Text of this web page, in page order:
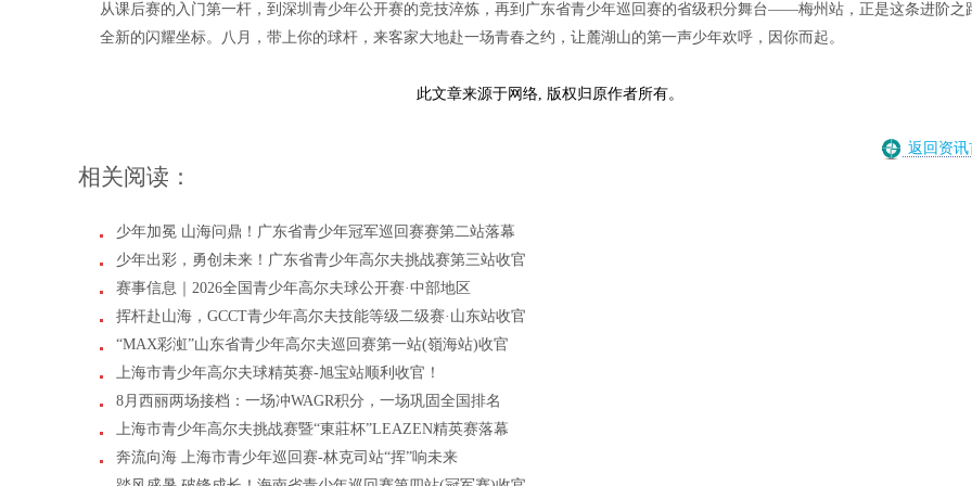
从课后赛的入门第一杆，到深圳青少年公开赛的竞技淬炼，再到广东省青少年巡回赛的省级积分舞台——梅州站，正是这条进阶之
全新的闪耀坐标。八月，带上你的球杆，来客家大地赴一场青春之约，让麓湖山的第一声少年欢呼，因你而起。
此文章来源于网络, 版权归原作者所有。
返回资讯
相关阅读：
少年加冕 山海问鼎！广东省青少年冠军巡回赛赛第二站落幕
少年出彩，勇创未来！广东省青少年高尔夫挑战赛第三站收官
赛事信息｜2026全国青少年高尔夫球公开赛·中部地区
挥杆赴山海，GCCT青少年高尔夫技能等级二级赛·山东站收官
“MAX彩渱”山东省青少年高尔夫巡回赛第一站(嶺海站)收官
上海市青少年高尔夫球精英赛-旭宝站顺利收官！
8月西丽两场接档：一场冲WAGR积分，一场巩固全国排名
上海市青少年高尔夫挑战赛暨“東莊杯”LEAZEN精英赛落幕
奔流向海 上海市青少年巡回赛-林克司站“挥”响未来